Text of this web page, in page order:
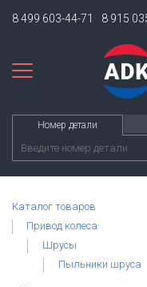
8 499 603-44-71 8 915
Номер детали
Каталог товаров
Привод колеса
Шрусы
Пыльники шруса